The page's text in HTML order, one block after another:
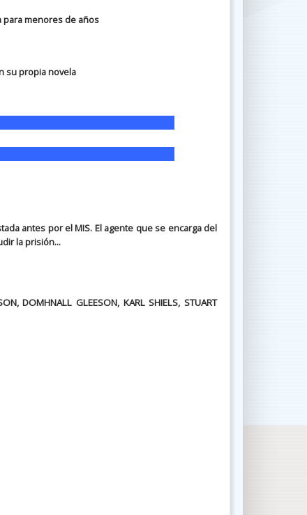
para menores de años
su propia novela
antes por el MIS. El agente que se encarga del
la prisión...
DOMHNALL GLEESON, KARL SHIELS, STUART